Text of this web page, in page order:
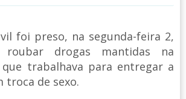
foi preso, na segunda-feira 2,
roubar drogas mantidas na
que trabalhava para entregar a
troca de sexo.